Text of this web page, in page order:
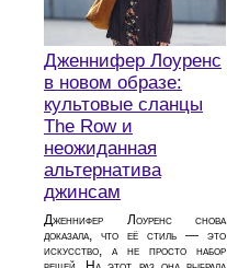
Дженнифер Лоуренс
в новом образе:
культовые сланцы
The Row и
неожиданная
альтернатива
джинсам
Дженнифер Лоуренс снова
доказала, что её стиль — это
искусство, а не просто набор